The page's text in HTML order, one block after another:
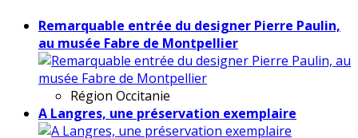
Remarquable entrée du designer Pierre Paulin,
au musée Fabre de Montpellier
Région Occitanie
A Langres, une préservation exemplaire